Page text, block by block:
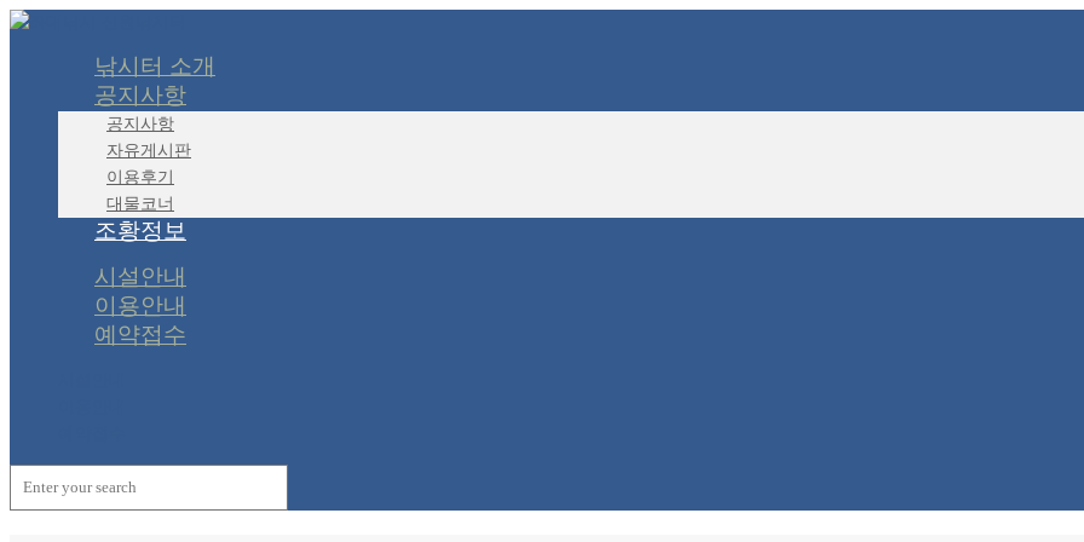
낚시터 소개
공지사항
공지사항
자유게시판
이용후기
대물코너
조황정보
시설안내
이용안내
예약접수